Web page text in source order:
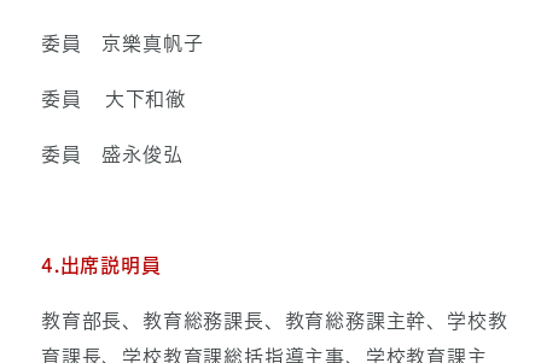
委員 京樂真帆子
委員 大下和徹
委員 盛永俊弘
4.出席説明員
教育部長、教育総務課長、教育総務課主幹、学校教
育課長、学校教育課総括指導主事、学校教育課主